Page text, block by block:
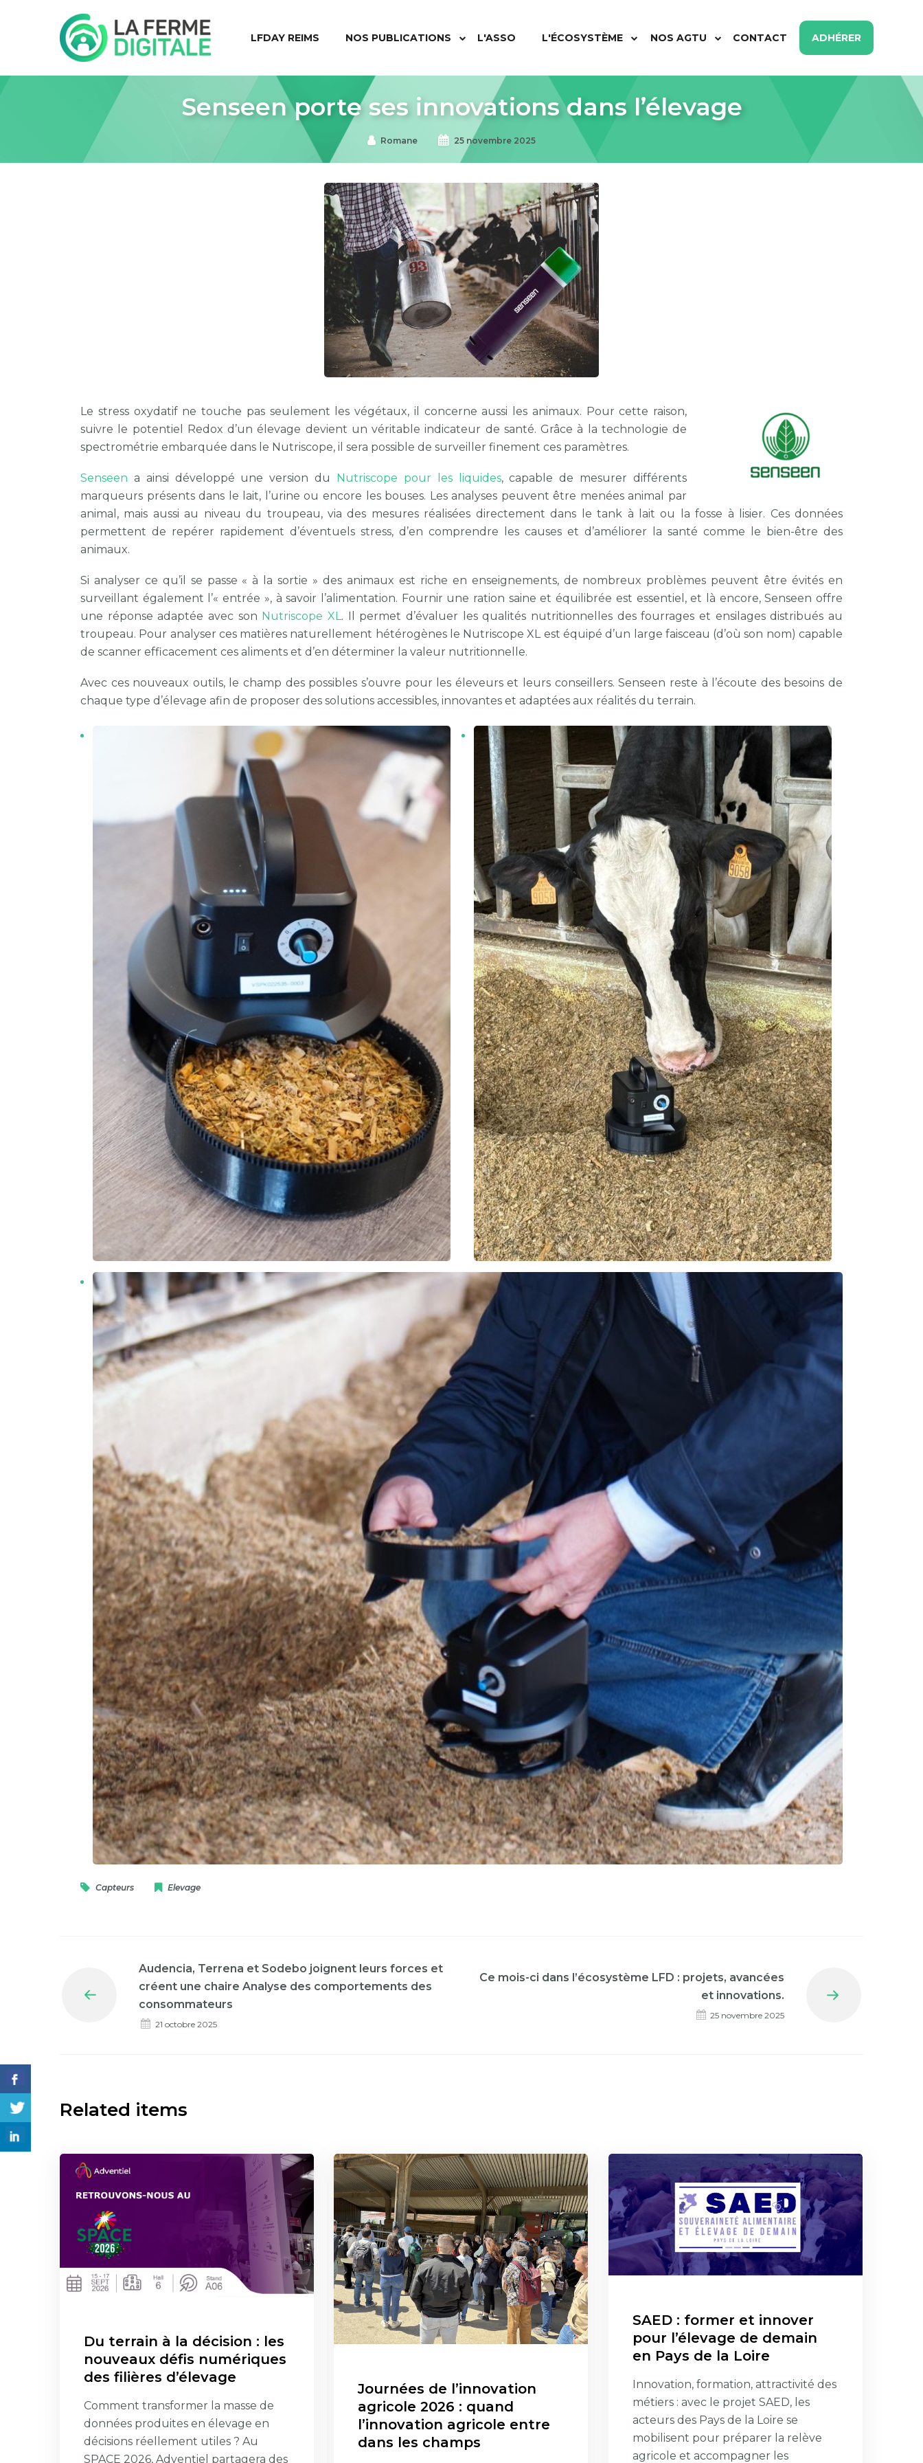
LFDAY REIMS NOS PUBLICATIONS L'ASSO L'ÉCOSYSTÈME NOS AGTU CONTACT ADHÉRER
Senseen porte ses innovations dans l’élevage
Romane 25 novembre 2025
Le stress oxydatif ne touche pas seulement les végétaux, il concerne aussi les animaux. Pour cette raison,
suivre le potentiel Redox d’un élevage devient un véritable indicateur de santé. Grâce à la technologie de
spectrométrie embarquée dans le Nutriscope, il sera possible de surveiller finement ces paramètres.
Senseen a ainsi développé une version du Nutriscope pour les liquides, capable de mesurer différents
marqueurs présents dans le lait, l’urine ou encore les bouses. Les analyses peuvent être menées animal par
animal, mais aussi au niveau du troupeau, via des mesures réalisées directement dans le tank à lait ou la fosse à lisier. Ces données
permettent de repérer rapidement d’éventuels stress, d’en comprendre les causes et d’améliorer la santé comme le bien-être des
animaux.
Si analyser ce qu’il se passe « à la sortie » des animaux est riche en enseignements, de nombreux problèmes peuvent être évités en
surveillant également l’« entrée », à savoir l’alimentation. Fournir une ration saine et équilibrée est essentiel, et là encore, Senseen offre
une réponse adaptée avec son Nutriscope XL. Il permet d’évaluer les qualités nutritionnelles des fourrages et ensilages distribués au
troupeau. Pour analyser ces matières naturellement hétérogènes le Nutriscope XL est équipé d’un large faisceau (d’où son nom) capable
de scanner efficacement ces aliments et d’en déterminer la valeur nutritionnelle.
Avec ces nouveaux outils, le champ des possibles s’ouvre pour les éleveurs et leurs conseillers. Senseen reste à l’écoute des besoins de
chaque type d’élevage afin de proposer des solutions accessibles, innovantes et adaptées aux réalités du terrain.
Capteurs Elevage
Audencia, Terrena et Sodebo joignent leurs forces et
créent une chaire Analyse des comportements des
consommateurs
21 octobre 2025
Ce mois-ci dans l’écosystème LFD : projets, avancées
et innovations.
25 novembre 2025
Next
Related items
Du terrain à la décision : les
nouveaux défis numériques
des filières d’élevage
Comment transformer la masse de
données produites en élevage en
décisions réellement utiles ? Au
SPACE 2026, Adventiel partagera des
Journées de l’innovation
agricole 2026 : quand
l’innovation agricole entre
dans les champs
SAED : former et innover
pour l’élevage de demain
en Pays de la Loire
Innovation, formation, attractivité des
métiers : avec le projet SAED, les
acteurs des Pays de la Loire se
mobilisent pour préparer la relève
agricole et accompagner les